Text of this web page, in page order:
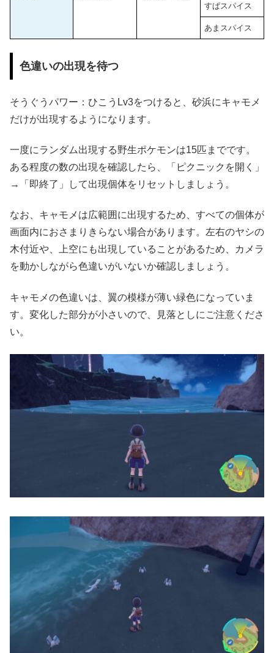
すぱスパイス
あまスパイス
色違いの出現を待つ
そうぐうパワー：ひこうLv3をつけると、砂浜にキャモメ
だけが出現するようになります。
一度にランダム出現する野生ポケモンは15匹までです。
ある程度の数の出現を確認したら、「ピクニックを開く」
→「即終了」して出現個体をリセットしましょう。
なお、キャモメは広範囲に出現するため、すべての個体が
画面内におさまりきらない場合があります。左右のヤシの
木付近や、上空にも出現していることがあるため、カメラ
を動かしながら色違いがいないか確認しましょう。
キャモメの色違いは、翼の模様が薄い緑色になっていま
す。変化した部分が小さいので、見落としにご注意くださ
い。